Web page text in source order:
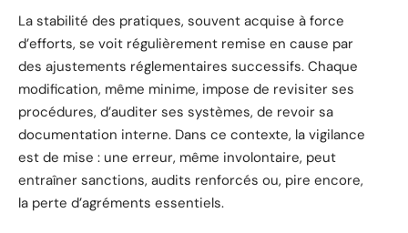
La stabilité des pratiques, souvent acquise à force
d’efforts, se voit régulièrement remise en cause par
des ajustements réglementaires successifs. Chaque
modification, même minime, impose de revisiter ses
procédures, d’auditer ses systèmes, de revoir sa
documentation interne. Dans ce contexte, la vigilance
est de mise : une erreur, même involontaire, peut
entraîner sanctions, audits renforcés ou, pire encore,
la perte d’agréments essentiels.